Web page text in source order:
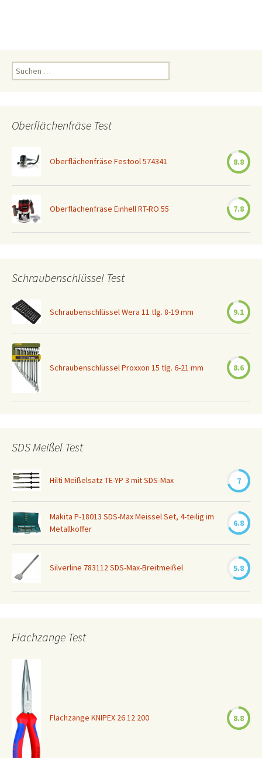
Suchen
nach:
Oberflächenfräse Test
Oberflächenfräse Festool 574341 8.8
Oberflächenfräse Einhell RT-RO 55 7.8
Schraubenschlüssel Test
Schraubenschlüssel Wera 11 tlg. 8-19 mm 9.1
Schraubenschlüssel Proxxon 15 tlg. 6-21 mm 8.6
SDS Meißel Test
Hilti Meißelsatz TE-YP 3 mit SDS-Max 7
Makita P-18013 SDS-Max Meissel Set, 4-teilig im
Metallkoffer
6.8
Silverline 783112 SDS-Max-Breitmeißel 5.8
Flachzange Test
Flachzange KNIPEX 26 12 200 8.8